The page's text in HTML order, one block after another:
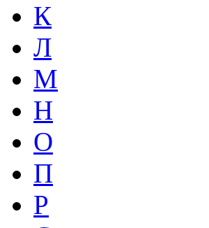
К
Л
М
Н
О
П
Р